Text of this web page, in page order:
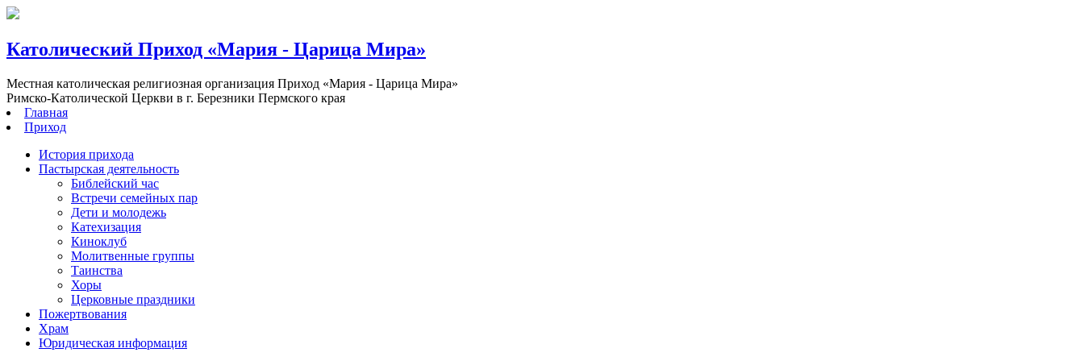
Католический Приход «Мария - Царица Мира»
Местная католическая религиозная организация Приход «Мария - Царица Мира»
Римско-Католической Церкви в г. Березники Пермского края
Главная
Приход
История прихода
Пастырская деятельность
Библейский час
Встречи семейных пар
Дети и молодежь
Катехизация
Киноклуб
Молитвенные группы
Таинства
Хоры
Церковные праздники
Пожертвования
Храм
Юридическая информация